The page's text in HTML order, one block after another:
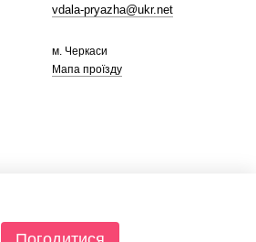
vdala-pryazha@ukr.net
м. Черкаси
Мапа проїзду